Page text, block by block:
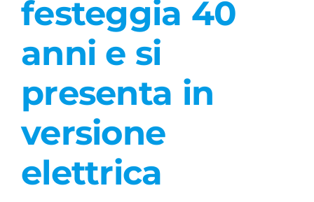
Academy
festeggia 40
anni e si
presenta in
versione
elettrica